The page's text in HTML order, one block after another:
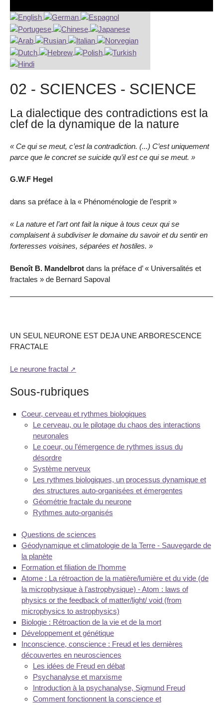
02 - SCIENCES - SCIENCE
La dialectique des contradictions est la
clef de la dynamique de la nature
« Ce qui se meut, c’est la contradiction. (...) C’est uniquement
parce que le concret se suicide qu’il est ce qui se meut. »
G.W.F Hegel
dans sa préface à la « Phénoménologie de l’esprit »
« La nature et l’art ont fait la nique à tous ceux qui se
complaisent à subdiviser le domaine du savoir et du sentir en
forteresses voisines, séparées et hostiles. »
Benoît B. Mandelbrot dans la préface d’ « Universalités et
fractales » de Bernard Sapoval
UN SEUL NEURONE EST DEJA UNE ARBORESCENCE
FRACTALE
Le neurone fractal
Sous-rubriques
Coeur, cerveau et rythmes biologiques
Le cerveau, ou le pilotage du chaos des interactions
neuronales
Le coeur, ou l’émergence de rythmes issus du
désordre
Système nerveux
Les rythmes biologiques, un processus dynamique et
des structures auto-organisées et émergentes
Géométrie fractale du neurone
Rythmes auto-organisés
Questions de sciences
Géodynamique et climatologie de la Terre - Sauvegarde de
la planète
Formation et filiation de l’homme
Atome : La rétroaction de la matière/lumière et du vide (de
la microphysique à l’astrophysique) - Atom : laws of
physics or the feedback of matter/light/ void (from
microphysics to astrophysics)
Biologie : Rétroaction de la vie et de la mort
Développement et génétique
Inconscience, conscience : Freud et les dernières
découvertes en neurosciences
Les idées de Freud en débat
Psychanalyse et marxisme
Introduction à la psychanalyse, Sigmund Freud
Comment fonctionnent la conscience et